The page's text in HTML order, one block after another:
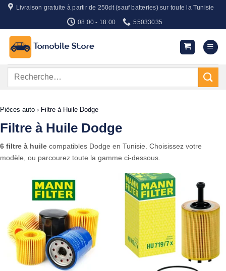
Passer
contenu
Livraison gratuite à partir de 250dt (sauf batteries) sur toute la Tunisie
08:00 - 18:00 55033035
Recherche
Pièces auto › Filtre à Huile Dodge
Filtre à Huile Dodge
6 filtre à huile compatibles Dodge en Tunisie. Choisissez votre
modèle, ou parcourez toute la gamme ci-dessous.